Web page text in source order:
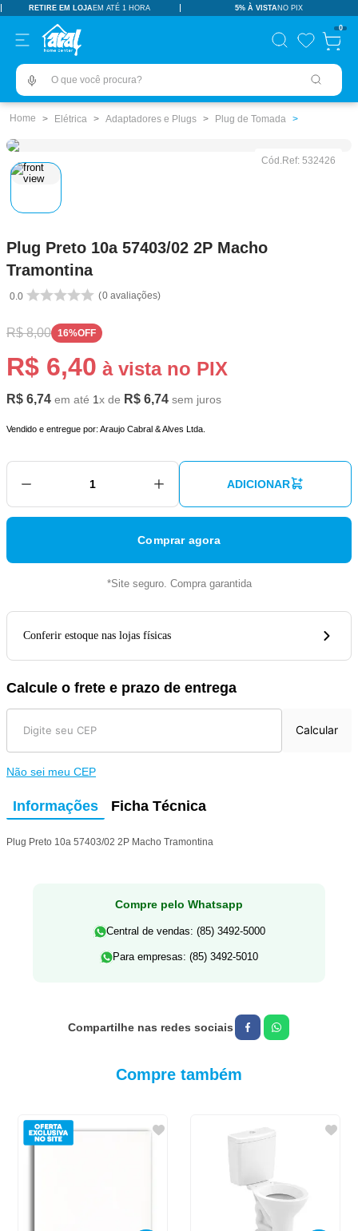
RETIRE EM LOJAEM ATÉ 1 HORA 5% À VISTANO PIX
0
O que você procura?
Elétrica Adaptadores e Plugs Plug de Tomada
Cód.Ref: 532426
Plug Preto 10a 57403/02 2P Macho
Tramontina
0.0 0 avaliações
R$ 8,00 16%OFF
R$ 6,40 à vista no PIX
R$ 6,74 em até 1x de R$ 6,74 sem juros
Vendido e entregue por: Araujo Cabral & Alves Ltda.
ADICIONAR
Comprar agora
*Site seguro. Compra garantida
Conferir estoque nas lojas físicas
Calcule o frete e prazo de entrega
Calcular
Não sei meu CEP
Informações Ficha Técnica
Plug Preto 10a 57403/02 2P Macho Tramontina
Compre pelo Whatsapp
Central de vendas: (85) 3492-5000
Para empresas: (85) 3492-5010
Compre também
TERMOS MAIS BUSCADOS
pisos revestimentos
º ceramica
tinta
5º revestimento
8º porta
9º chuveiro
18l